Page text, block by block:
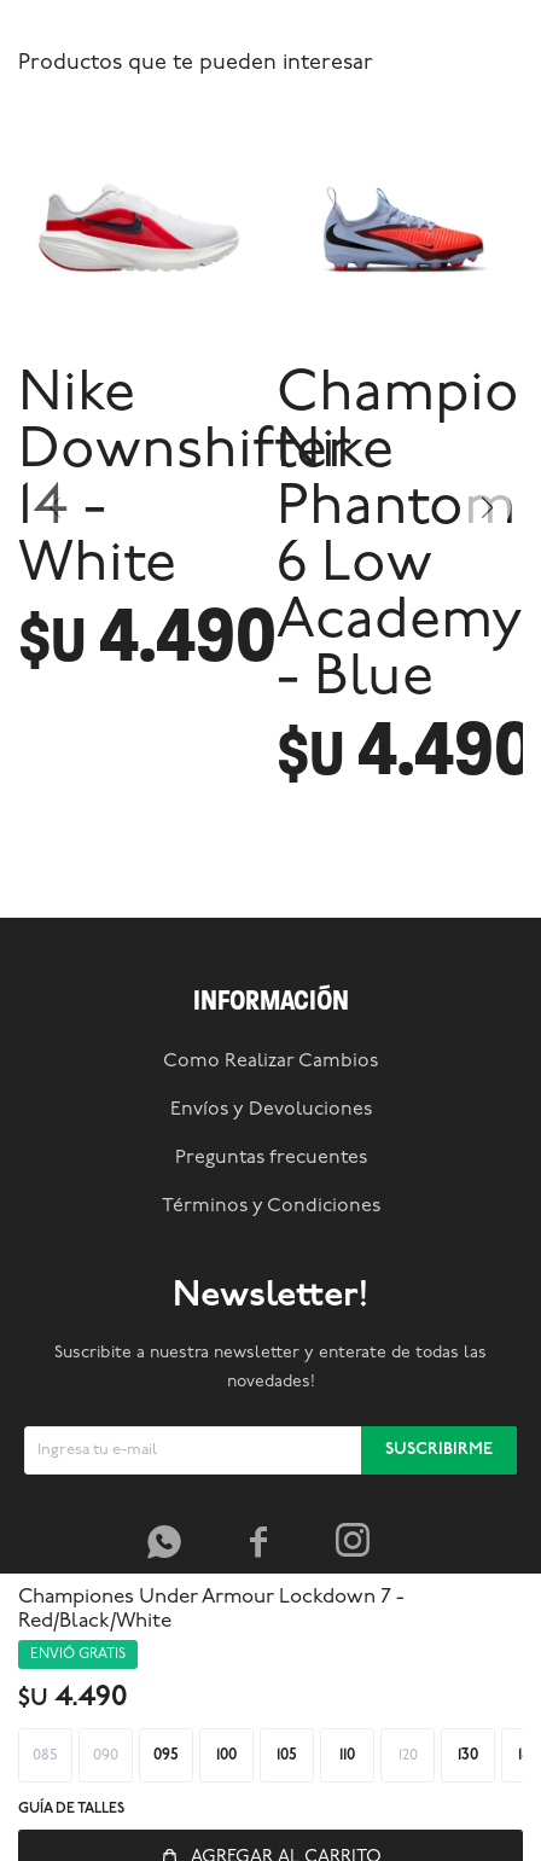
Championes Under Armour Lockdown 7 -
Red/Black/White
ENVIÓ GRATIS
$U 4.490
085 090 095 100 105 110 120 130 140
GUÍA DE TALLES
AGREGAR AL CARRITO
Productos que te pueden interesar
Nike
Downshifter
14 -
White
$U 4.490
Nike
Phantom
6 Low
Academy
- Blue
$U 4.490
INFORMACIÓN
Como Realizar Cambios
Envíos y Devoluciones
Preguntas frecuentes
Términos y Condiciones
Newsletter!
Suscribite a nuestra newsletter y enterate de todas las
novedades!
SUSCRIBIRME
  